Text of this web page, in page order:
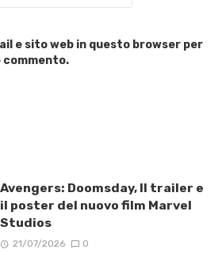
e sito web in questo browser per
commento.
Avengers: Doomsday, Il trailer e
il poster del nuovo film Marvel
Studios
21/07/2026 0